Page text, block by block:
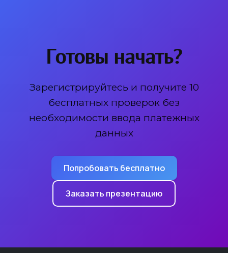
Готовы начать?
Зарегистрируйтесь и получите 10
бесплатных проверок без
необходимости ввода платежных
данных
Попробовать бесплатно
Заказать презентацию